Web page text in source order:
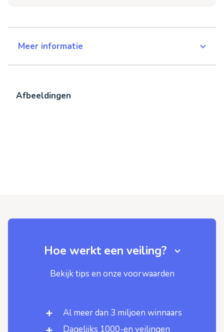
Meer informatie
Afbeeldingen
Hoe werkt een veiling?
Bekijk tips en onze voorwaarden
Al meer dan 3 miljoen winnaars
Dagelijks 1000-en veilingen